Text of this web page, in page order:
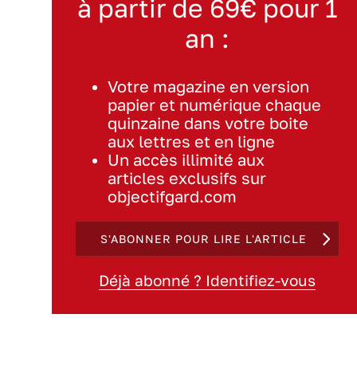
à partir de 69€ pour 1
an :
Votre magazine en version
papier et numérique chaque
quinzaine dans votre boite
aux lettres et en ligne
Un accès illimité aux
articles exclusifs sur
objectifgard.com
S'ABONNER POUR LIRE L'ARTICLE
Déjà abonné ? Identifiez-vous